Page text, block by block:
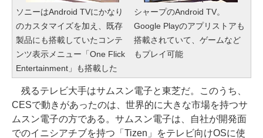
ソニーはAndroid TVにかなり
のカスタマイズを加え、既存
製品にも搭載していたコンテ
ンツ表示メニュー「One Flick
Entertainment」も搭載した
シャープのAndroid TV。
Google Playのアプリストアも
搭載されていて、ゲームなど
もプレイ可能
残るテレビ大手はサムスン電子と東芝だ。このうち、
CESで動きがあったのは、世界的に大きな市場を持つサ
ムスン電子の方である。サムスン電子は、自社が開発面
でのイニシアチブを持つ「Tizen」をテレビ向けOSに使